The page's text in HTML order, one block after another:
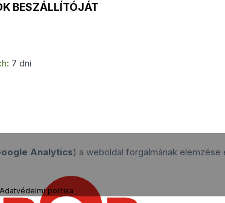
BESZÁLLÍTÓJÁT
7 dni
Analytics) a weboldal forgalmának
Adatvédelmi politika.